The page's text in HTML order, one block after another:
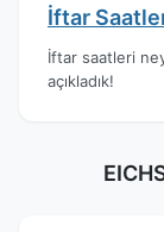
İftar
İftar saatleri
açıkladık!